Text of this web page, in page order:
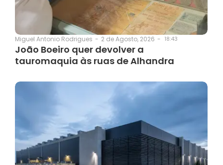
Miguel Antonio Rodrigues - 2 de Agosto, 2026 - 18:43
João Boeiro quer devolver a
tauromaquia às ruas de Alhandra